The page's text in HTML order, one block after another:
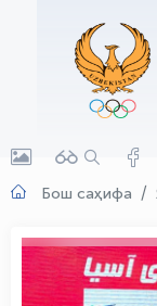
Бош саҳифа
Онлайн ·